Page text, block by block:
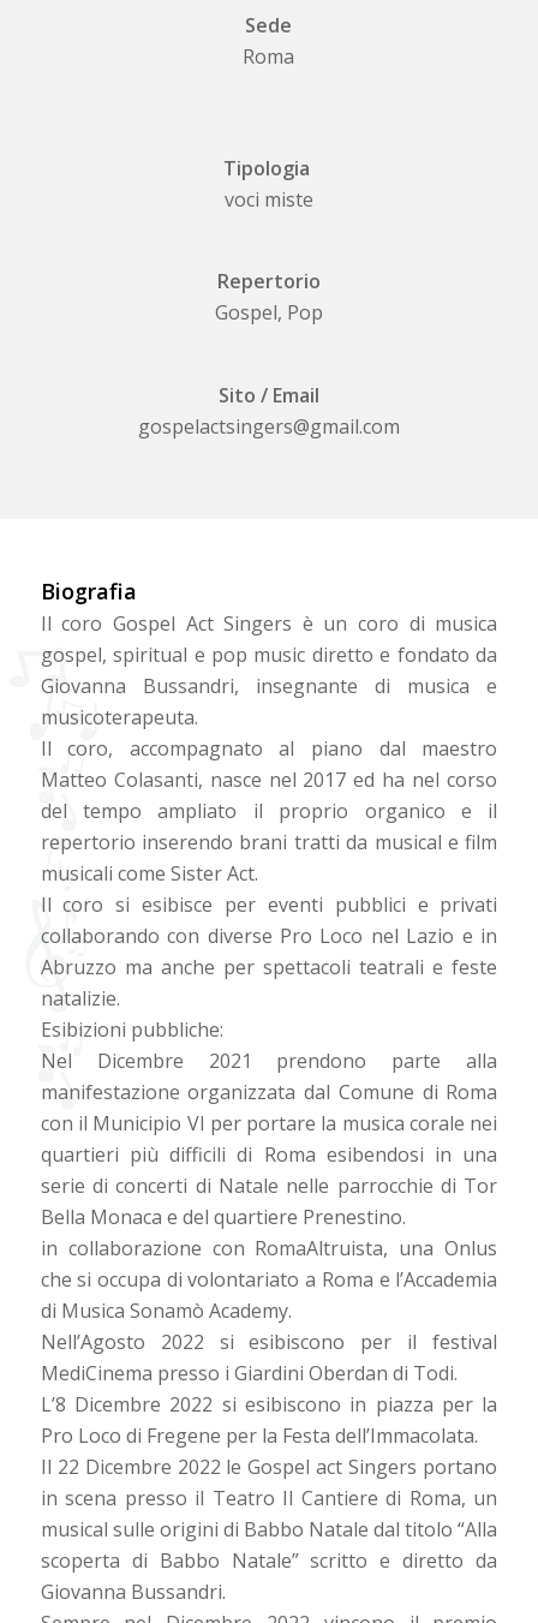
Sede
Roma
Tipologia
voci miste
Repertorio
Gospel, Pop
Sito / Email
gospelactsingers@gmail.com
Biografia
Il coro Gospel Act Singers è un coro di musica
gospel, spiritual e pop music diretto e fondato da
Giovanna Bussandri, insegnante di musica e
musicoterapeuta.
Il coro, accompagnato al piano dal maestro
Matteo Colasanti, nasce nel 2017 ed ha nel corso
del tempo ampliato il proprio organico e il
repertorio inserendo brani tratti da musical e film
musicali come Sister Act.
Il coro si esibisce per eventi pubblici e privati
collaborando con diverse Pro Loco nel Lazio e in
Abruzzo ma anche per spettacoli teatrali e feste
natalizie.
Esibizioni pubbliche:
Nel Dicembre 2021 prendono parte alla
manifestazione organizzata dal Comune di Roma
con il Municipio VI per portare la musica corale nei
quartieri più difficili di Roma esibendosi in una
serie di concerti di Natale nelle parrocchie di Tor
Bella Monaca e del quartiere Prenestino.
in collaborazione con RomaAltruista, una Onlus
che si occupa di volontariato a Roma e l’Accademia
di Musica Sonamò Academy.
Nell’Agosto 2022 si esibiscono per il festival
MediCinema presso i Giardini Oberdan di Todi.
L’8 Dicembre 2022 si esibiscono in piazza per la
Pro Loco di Fregene per la Festa dell’Immacolata.
Il 22 Dicembre 2022 le Gospel act Singers portano
in scena presso il Teatro Il Cantiere di Roma, un
musical sulle origini di Babbo Natale dal titolo “Alla
scoperta di Babbo Natale” scritto e diretto da
Giovanna Bussandri.